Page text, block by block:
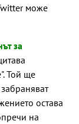
може
за
Той ще
остава
на